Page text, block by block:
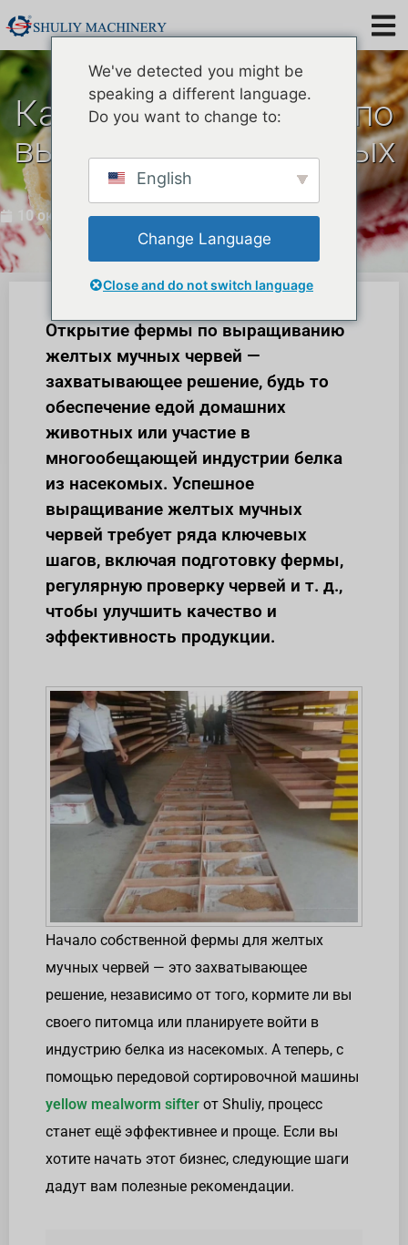
Как открыть ферму по
выращиванию мучных
червей?
10 октября 2023 г.
Открытие фермы по выращиванию
желтых мучных червей —
захватывающее решение, будь то
обеспечение едой домашних
животных или участие в
многообещающей индустрии белка
из насекомых. Успешное
выращивание желтых мучных
червей требует ряда ключевых
шагов, включая подготовку фермы,
регулярную проверку червей и т. д.,
чтобы улучшить качество и
эффективность продукции.
Начало собственной фермы для желтых
мучных червей — это захватывающее
решение, независимо от того, кормите ли вы
своего питомца или планируете войти в
индустрию белка из насекомых. А теперь, с
помощью передовой сортировочной машины
yellow mealworm sifter от Shuliy, процесс
станет ещё эффективнее и проще. Если вы
хотите начать этот бизнес, следующие шаги
дадут вам полезные рекомендации.
We've detected you might be
speaking a different language.
Do you want to change to:
English
Change Language
Close and do not switch language